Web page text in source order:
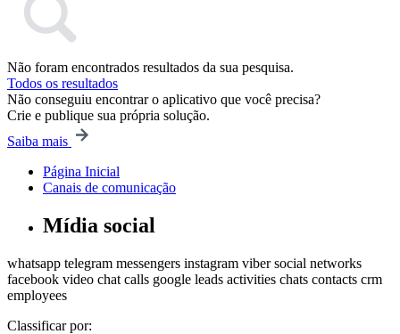
Não foram encontrados resultados da sua pesquisa.
Todos os resultados
Não conseguiu encontrar o aplicativo que você precisa?
Crie e publique sua própria solução.
Saiba mais
Página Inicial
Canais de comunicação
Mídia social
whatsapp telegram messengers instagram viber social networks
facebook video chat calls google leads activities chats contacts crm
employees
Classificar por: